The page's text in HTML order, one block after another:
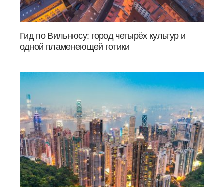
Гид по Вильнюсу: город четырёх культур и
одной пламенеющей готики